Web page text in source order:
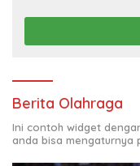
Berita Olahraga
Ini contoh widget
anda bisa mengaturnya